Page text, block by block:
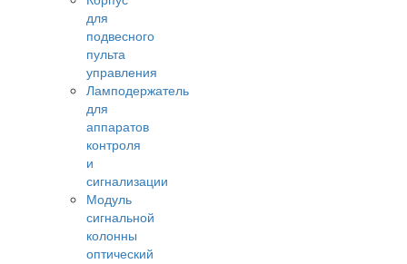
для
подвесного
пульта
управления
Ламподержатель
для
аппаратов
контроля
и
сигнализации
Модуль
сигнальной
колонны
оптический